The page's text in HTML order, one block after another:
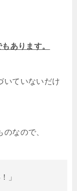
あります。
いていないだけ
なので、
」